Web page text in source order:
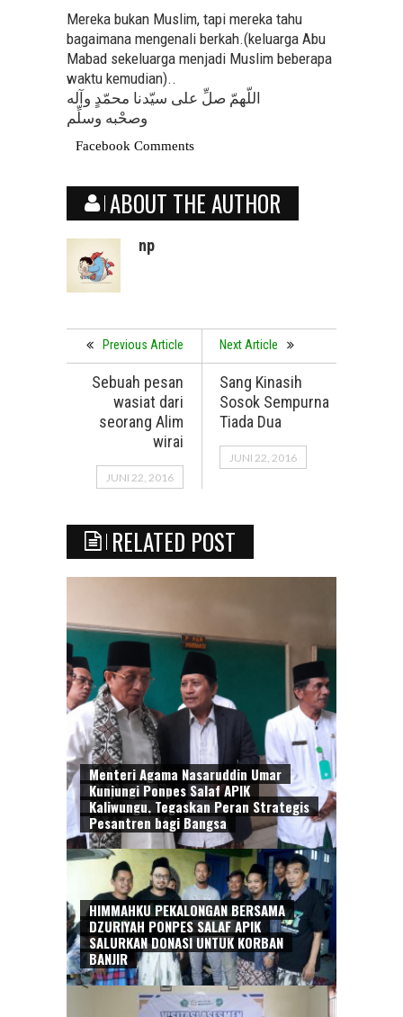
Mereka bukan Muslim, tapi mereka tahu
bagaimana mengenali berkah.(keluarga Abu
Mabad sekeluarga menjadi Muslim beberapa
waktu kemudian)..
اللّهمّ صلِّ على سيّدنا محمّدٍ وآله
وصحْبه وسلِّم
Facebook Comments
ABOUT THE AUTHOR
np
Previous Article
Sebuah pesan
wasiat dari
seorang Alim
wirai
JUNI 22, 2016
Next Article
Sang Kinasih
Sosok Sempurna
Tiada Dua
JUNI 22, 2016
RELATED POST
Menteri Agama Nasaruddin Umar
Kunjungi Ponpes Salaf APIK
Kaliwungu, Tegaskan Peran Strategis
Pesantren bagi Bangsa
HIMMAHKU PEKALONGAN BERSAMA
DZURIYAH PONPES SALAF APIK
SALURKAN DONASI UNTUK KORBAN
BANJIR